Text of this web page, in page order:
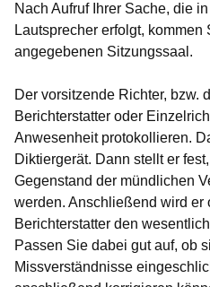
Nach Aufruf Ihrer Sache, die
Lautsprecher erfolgt, kommen
angegebenen Sitzungssaal.
Der vorsitzende Richter, bzw.
Berichterstatter oder
Anwesenheit protokollieren.
Diktiergerät. Dann stellt er
Gegenstand der mündlichen
werden. Anschließend wird er
Berichterstatter den
Passen Sie dabei gut auf, ob
Missverständnisse